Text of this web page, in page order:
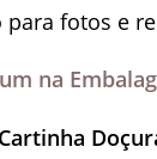
fotos e
na
Cartinha